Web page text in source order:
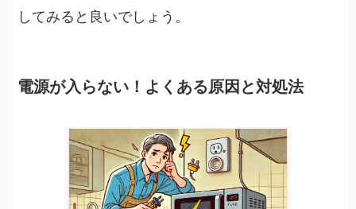
してみると良いでしょう。
電源が入らない！よくある原因と対処法